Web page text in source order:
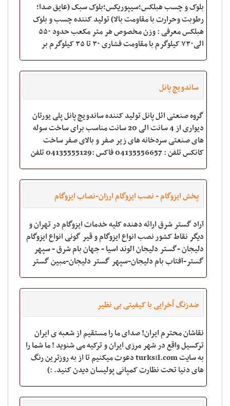
بلوک و چسب هبلکس؛سیپوریکس؛بلوک سبک (عایق صدا؛
رطوبت وحرارت با مقاومت بالا) تولید کننده چسب و بلوک
هبلکس معرفی : وزن مخصوص هر متر مکعب حدود ۵۵۰
الی۷۳۰ کیلوگرم با مقاومت فشاری ۳۰ تا ۳۵ کیلوگرم بر
ساندویچ پانل
گروه صنعتی ائل پانل تولید کننده ساندویچ پانل پلی یورتان
دیواری از 4 سانت الی 20 سانت مناسب برای ساخت سوله
های صنعتی سردخانه های زیر صفر و بالای صفر ساخت
کانکس تلفن : 04135556657 فاکس :04135555129 تلفن
پخش ایزوگام - نصب ایزوگام ارزان-نصاب ایزوگام
آراد گستر شرق ارائه دهنده کلیه خدمات ایزوگام در تهران و
دیگر نقاط کشور نصب انواع ایزوگام و قیر گونی انواع ایزوگام
دلیجان -گستر دلیجان الوند اسیا - جهان بام شرق - سپهر
گستر-آفتاب بام دلیجان-سپهر گستر دلیجان-مبین گستر
ضدزنگ اُخرایی با کیفیتی بی نظیر
نقاشان محترم ایران! صدای ما را مستقیم از شعبه ی ایران
ترکسیل واقع در شهر مرزی ایران و ترکیه می شنوید ! ما شما را
به سایت turksıl.com دعوت میکنیم تا از به روزترین رنگ
های دنیا تحت نظارت کمپانی پولیسان دیدن کنید. :)